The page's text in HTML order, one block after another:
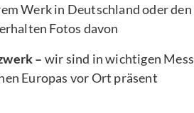
Werk in Deutschland oder
Fotos davon
– wir sind in wichtigen
Europas vor Ort präsent